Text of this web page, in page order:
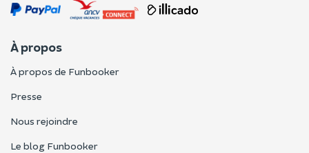
À propos
À propos de Funbooker
Presse
Nous rejoindre
Le blog Funbooker